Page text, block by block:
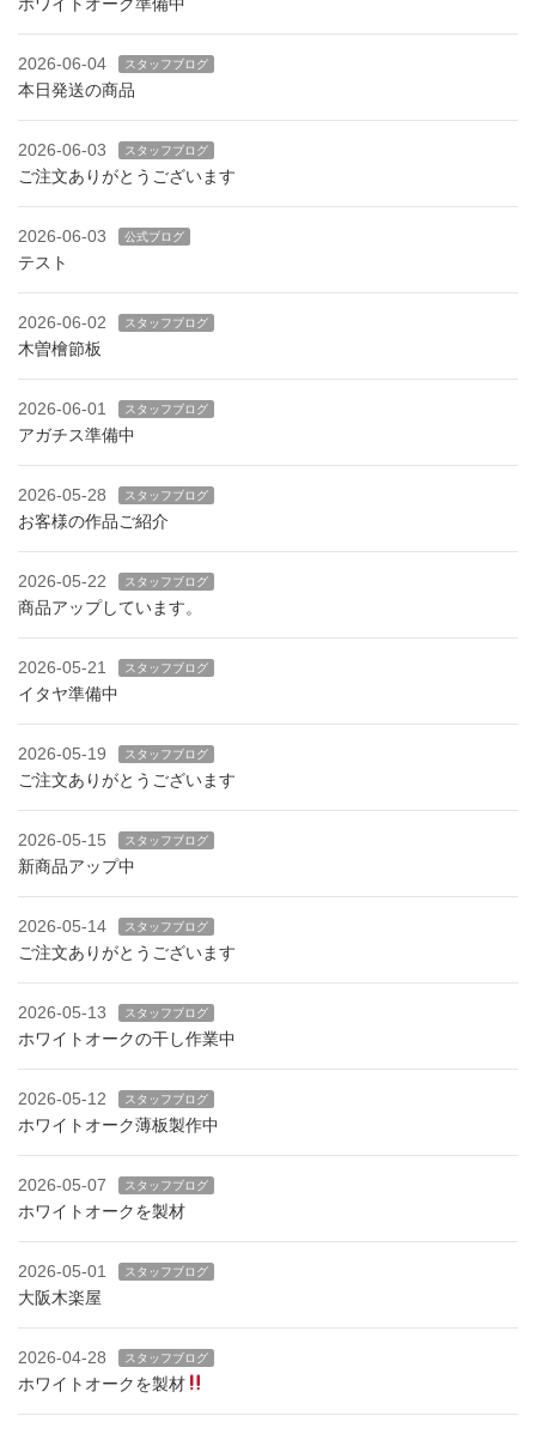
2026-06-04 スタッフブログ
本日発送の商品
2026-06-03 スタッフブログ
ご注文ありがとうございます
2026-06-03 公式ブログ
テスト
2026-06-02 スタッフブログ
木曽檜節板
2026-06-01 スタッフブログ
アガチス準備中
2026-05-28 スタッフブログ
お客様の作品ご紹介
2026-05-22 スタッフブログ
商品アップしています。
2026-05-21 スタッフブログ
イタヤ準備中
2026-05-19 スタッフブログ
ご注文ありがとうございます
2026-05-15 スタッフブログ
新商品アップ中
2026-05-14 スタッフブログ
ご注文ありがとうございます
2026-05-13 スタッフブログ
ホワイトオークの干し作業中
2026-05-12 スタッフブログ
ホワイトオーク薄板製作中
2026-05-07 スタッフブログ
ホワイトオークを製材
2026-05-01 スタッフブログ
大阪木楽屋
2026-04-28 スタッフブログ
ホワイトオークを製材